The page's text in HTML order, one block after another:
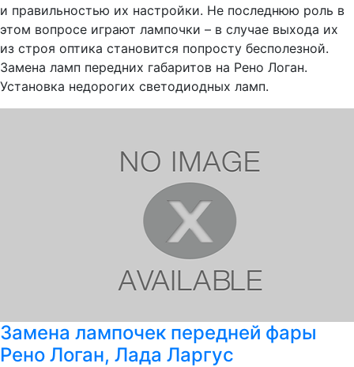
и правильностью их настройки. Не последнюю роль в
этом вопросе играют лампочки – в случае выхода их
из строя оптика становится попросту бесполезной.
Замена ламп передних габаритов на Рено Логан.
Установка недорогих светодиодных ламп.
Замена лампочек передней фары
Рено Логан, Лада Ларгус